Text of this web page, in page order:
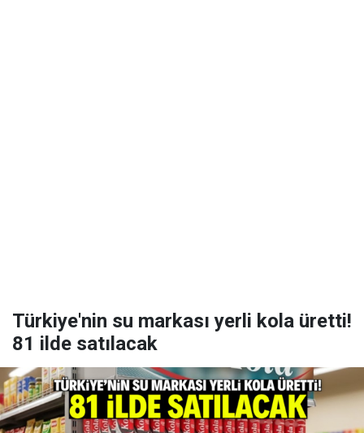
Türkiye'nin su markası yerli kola üretti!
81 ilde satılacak